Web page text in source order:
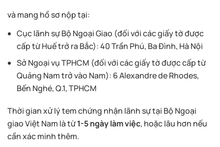
và mang hồ sơ nộp tại:
Cục lãnh sự Bộ Ngoại Giao (đối với các giấy tờ được
cấp từ Huế trở ra Bắc): 40 Trần Phú, Ba Đình, Hà Nội
Sở Ngoại vụ TPHCM (đối với các giấy tờ được cấp từ
Quảng Nam trở vào Nam): 6 Alexandre de Rhodes,
Bến Nghé, Q.1, TPHCM
Thời gian xử lý tem chứng nhận lãnh sự tại Bộ Ngoại
giao Việt Nam là từ1-5 ngày làm việc, hoặc lâu hơn nếu
cần xác minh thêm.